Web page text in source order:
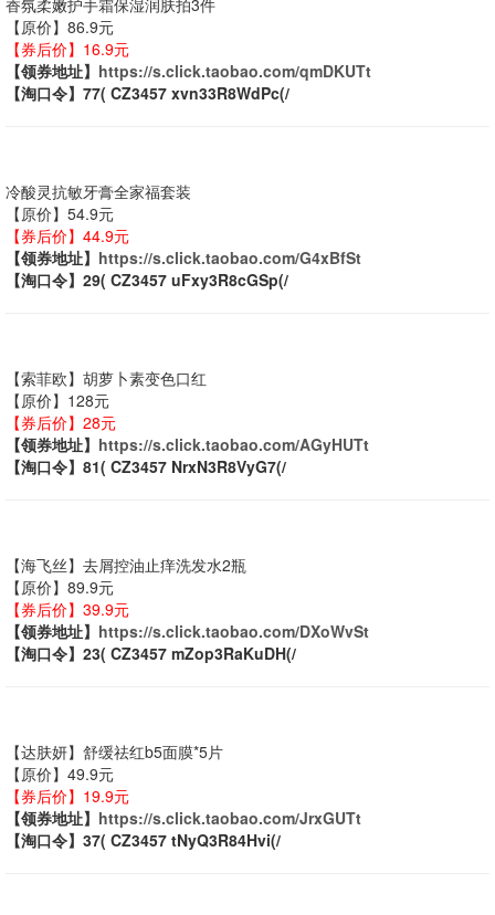
香氛柔嫩护手霜保湿润肤拍3件
【原价】86.9元
【券后价】16.9元
【领券地址】 https://s.click.taobao.com/qmDKUTt
【淘口令】77( CZ3457 xvn33R8WdPc(/
冷酸灵抗敏牙膏全家福套装
【原价】54.9元
【券后价】44.9元
【领券地址】 https://s.click.taobao.com/G4xBfSt
【淘口令】29( CZ3457 uFxy3R8cGSp(/
【索菲欧】胡萝卜素变色口红
【原价】128元
【券后价】28元
【领券地址】 https://s.click.taobao.com/AGyHUTt
【淘口令】81( CZ3457 NrxN3R8VyG7(/
【海飞丝】去屑控油止痒洗发水2瓶
【原价】89.9元
【券后价】39.9元
【领券地址】 https://s.click.taobao.com/DXoWvSt
【淘口令】23( CZ3457 mZop3RaKuDH(/
【达肤妍】舒缓祛红b5面膜*5片
【原价】49.9元
【券后价】19.9元
【领券地址】 https://s.click.taobao.com/JrxGUTt
【淘口令】37( CZ3457 tNyQ3R84Hvi(/